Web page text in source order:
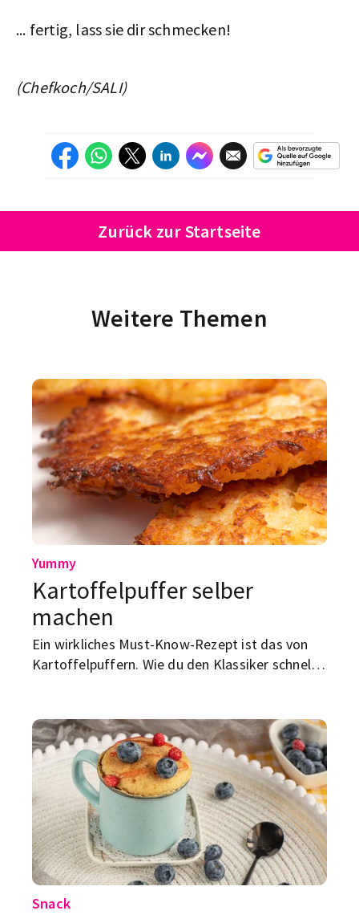
... fertig, lass sie dir schmecken!
(Chefkoch/SALI)
Zurück zur Startseite
Weitere Themen
Yummy
Kartoffelpuffer selber
machen
Ein wirkliches Must-Know-Rezept ist das von
Kartoffelpuffern. Wie du den Klassiker schnell
Snack